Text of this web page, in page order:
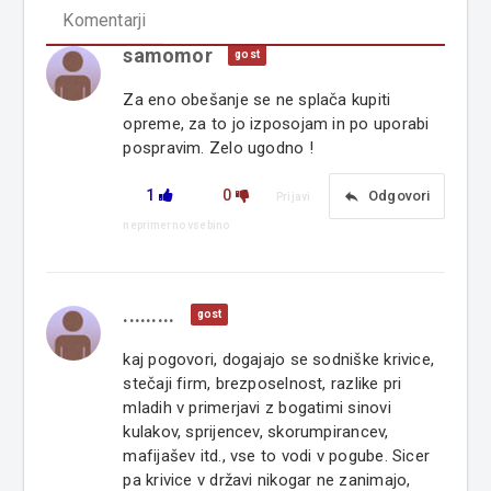
Komentarji
samomor gost
Za eno obešanje se ne splača kupiti
opreme, za to jo izposojam in po uporabi
pospravim. Zelo ugodno !
1 0 reply Odgovori
Prijavi
neprimerno vsebino
......... gost
kaj pogovori, dogajajo se sodniške krivice,
stečaji firm, brezposelnost, razlike pri
mladih v primerjavi z bogatimi sinovi
kulakov, sprijencev, skorumpirancev,
mafijašev itd., vse to vodi v pogube. Sicer
pa krivice v državi nikogar ne zanimajo,